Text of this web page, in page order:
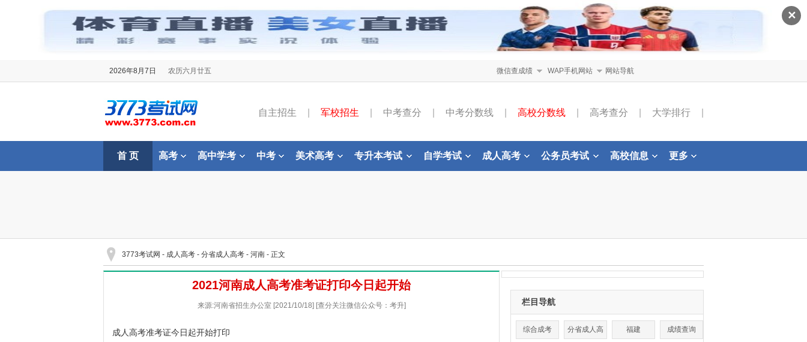
✕
2026年8月7日 农历六月廿五 微信查成绩 WAP手机网站 网站导航
自主招生 军校招生 中考查分 中考分数线 高校分数线 高考查分 大学排行
首 页 高考 高中学考 中考 美术高考 专升本考试 自学考试 成人高考 公务员考试 高校信息 更多
3773考试网 - 成人高考 - 分省成人高考 - 河南 - 正文
2021河南成人高考准考证打印今日起开始
来源:河南省招生办公室 [2021/10/18] [查分关注微信公众号：考升]
成人高考准考证今日起开始打印
栏目导航
综合成考 分省成人高 福建 成绩查询